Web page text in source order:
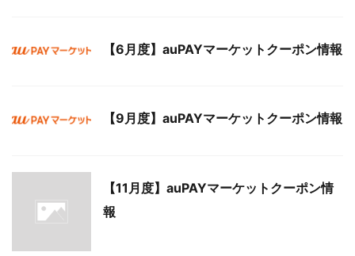
【6月度】auPAYマーケットクーポン情報
【9月度】auPAYマーケットクーポン情報
【11月度】auPAYマーケットクーポン情
報